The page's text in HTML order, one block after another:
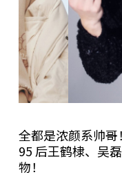
全都是浓颜系帅哥
95 后王鹤棣、吴
物！